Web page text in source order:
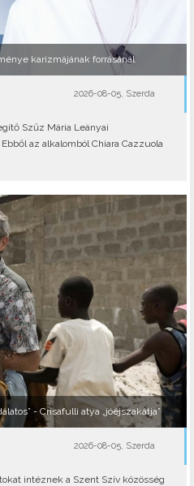
karizmájának forrásánál
2026-08-05, Szerda
Szűz Mária Leányai
az alkalomból Chiara Cazzuola
- Crisafulli atya „jóéjszakátja”
2026-08-05, Szerda
intéznek a Szent Szív közösség